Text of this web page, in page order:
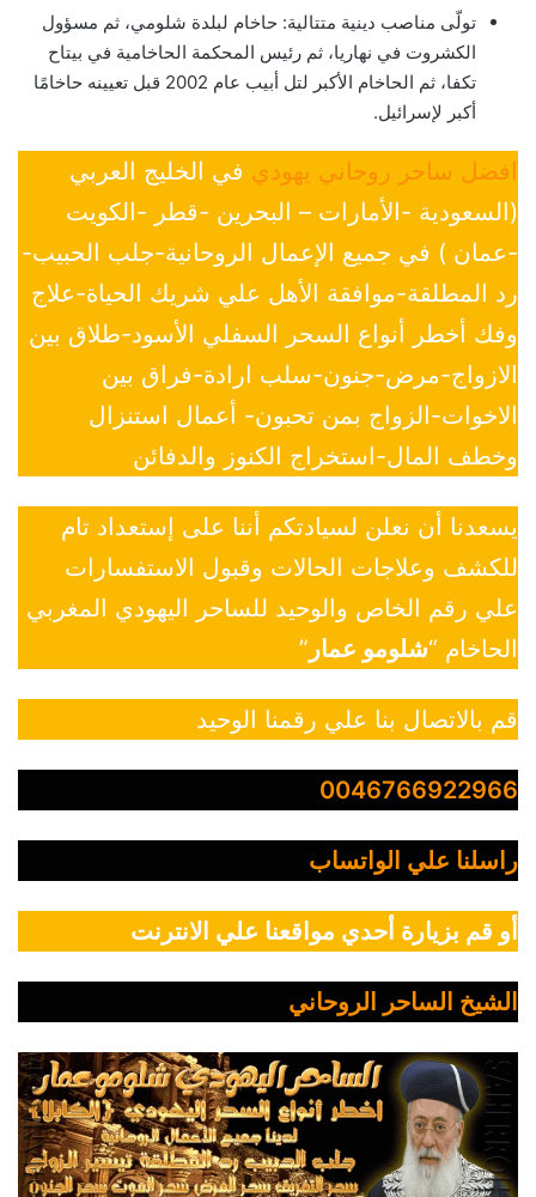
تولّى مناصب دينية متتالية: حاخام لبلدة شلومي، ثم مسؤول
الكشروت في نهاريا، ثم رئيس المحكمة الحاخامية في بيتاح
تكفا، ثم الحاخام الأكبر لتل أبيب عام 2002 قبل تعيينه حاخامًا
أكبر لإسرائيل.
افضل ساحر روحاني يهودي في الخليج العربي
(السعودية -الأمارات – البحرين -قطر -الكويت
-عمان ) في جميع الإعمال الروحانية-جلب الحبيب-
رد المطلقة-موافقة الأهل علي شريك الحياة-علاج
وفك أخطر أنواع السحر السفلي الأسود-طلاق بين
الازواج-مرض-جنون-سلب ارادة-فراق بين
الاخوات-الزواج بمن تحبون- أعمال استنزال
وخطف المال-استخراج الكنوز والدفائن
يسعدنا أن نعلن لسيادتكم أننا على إستعداد تام
للكشف وعلاجات الحالات وقبول الاستفسارات
علي رقم الخاص والوحيد للساحر اليهودي المغربي
الحاخام “شلومو عمار ”
قم بالاتصال بنا علي رقمنا الوحيد
0046766922966
راسلنا علي الواتساب
أو قم بزيارة أحدي مواقعنا علي الانترنت
الشيخ الساحر الروحاني